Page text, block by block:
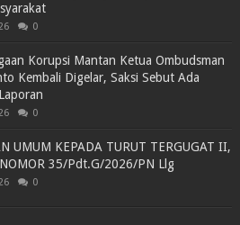
0
Korupsi Mantan Ketua Ombudsman
Kembali Digelar, Saksi Sebut Ada
0
UMUM KEPADA TURUT TERGUGAT II,
35/Pdt.G/2026/PN Llg
0